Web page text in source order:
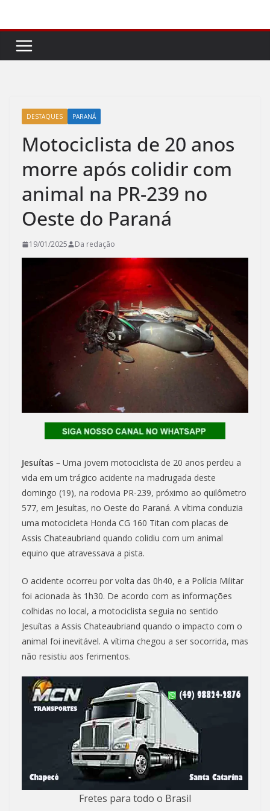
conteúdo
DESTAQUES PARANÁ
Motociclista de 20 anos
morre após colidir com
animal na PR-239 no
Oeste do Paraná
19/01/2025 Da redação
Jesuítas – Uma jovem motociclista de 20 anos perdeu a
vida em um trágico acidente na madrugada deste
domingo (19), na rodovia PR-239, próximo ao quilômetro
577, em Jesuítas, no Oeste do Paraná. A vítima conduzia
uma motocicleta Honda CG 160 Titan com placas de
Assis Chateaubriand quando colidiu com um animal
equino que atravessava a pista.
O acidente ocorreu por volta das 0h40, e a Polícia Militar
foi acionada às 1h30. De acordo com as informações
colhidas no local, a motociclista seguia no sentido
Jesuítas a Assis Chateaubriand quando o impacto com o
animal foi inevitável. A vítima chegou a ser socorrida, mas
não resistiu aos ferimentos.
Fretes para todo o Brasil